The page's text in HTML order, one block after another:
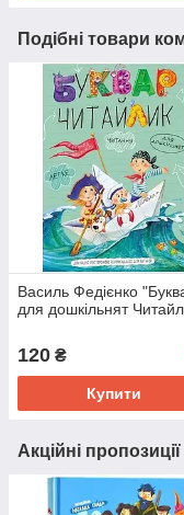
Подібні товари
Василь Федієнко
для дошкільнят
120 ₴
Купити
Акційні